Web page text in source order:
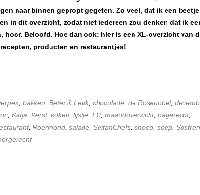
naar binnen gepropt gegeten. Zo veel, dat ik een beetje
in dit overzicht, zodat niet iedereen zou denken dat ik
hoor. Beloofd. Hoe dan ook: hier is een XL-overzicht van
producten en restaurantjes!
bakken Beter & Leuk chocolade de Rosenobel,
Katja Kerst, koken lijstje LU maandoverzicht, nagerecht,
, Roermond salade SeitanChefs snoep soep